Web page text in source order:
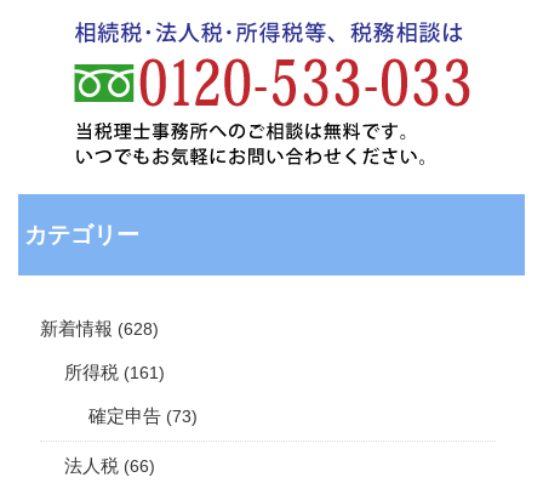
カテゴリー
新着情報 (628)
所得税 (161)
確定申告 (73)
法人税 (66)